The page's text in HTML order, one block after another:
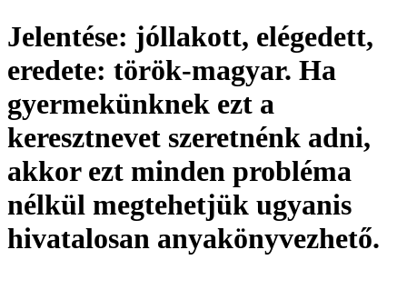
Jelentése: jóllakott, elégedett,
eredete: török-magyar. Ha
gyermekünknek ezt a
keresztnevet szeretnénk adni,
akkor ezt minden probléma
nélkül megtehetjük ugyanis
hivatalosan anyakönyvezhető.